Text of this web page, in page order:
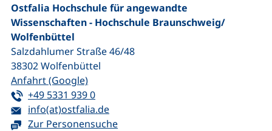
Ostfalia Hochschule für angewandte
Wissenschaften - Hochschule Braunschweig/​
Wolfenbüttel
Salzdahlumer Straße 46/48
38302Wolfenbüttel
Anfahrt (Google)(externer Link, öffnet neues Fenster)
Tel:
+49 5331 939 0(startet einen Telefonanruf, wenn Ihr
E-Mail:
info(at)ostfalia.de(öffnet Ihr E-Mail-Programm)
Zur Personensuche